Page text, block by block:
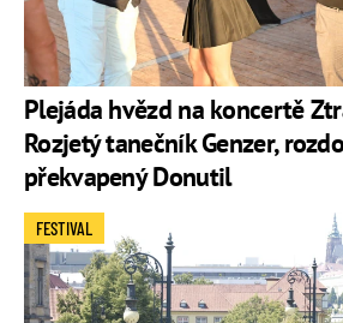
Plejáda hvězd na koncertě
Rozjetý tanečník Genzer,
překvapený Donutil
FESTIVAL